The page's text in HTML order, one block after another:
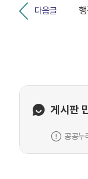
다음글
게시판
공공누